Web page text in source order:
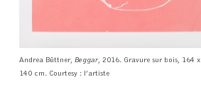
Andrea Büttner,Beggar , 2016. Gravure sur bois, 164 x
140 cm. Courtesy : l’artiste